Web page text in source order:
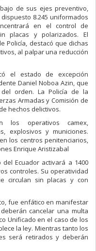
de sus ejes preventivo,
8.245 uniformados
en el control de
placas y polarizados. El
Policía, destacó que dichas
al palpar una reducción
el estado de excepción
Daniel Noboa Azin, que
orden. La Policía de la
Armadas y Comisión de
hechos delictivos.
los operativos camex,
explosivos y municiones.
los centros penitenciarios,
Enrique Aristizabal
Ecuador activará a 1400
controles. Su operatividad
circulan sin placas y con
fue enfático en manifestar
cancelar una multa
Unificado en el caso de los
la ley. Mientras tanto los
será retirados y deberán